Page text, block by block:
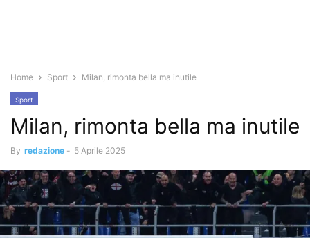
Home Sport Milan, rimonta bella ma inutile
Sport
Milan, rimonta bella ma inutile
By redazione - 5 Aprile 2025